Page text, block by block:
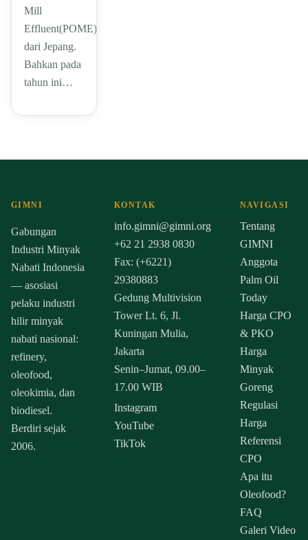
Mill
Effluent(POME)
dari Jepang.
Bahkan pada
tahun ini…
GIMNI
Gabungan
Industri Minyak
Nabati Indonesia
— asosiasi
pelaku industri
hilir minyak
nabati nasional:
refinery,
oleofood,
oleokimia, dan
biodiesel.
Berdiri sejak
2006.
KONTAK
info.gimni@gimni.org
+62 21 2938 0830
Fax: (+6221)
29380883
Gedung Multivision
Tower Lt. 6, Jl.
Kuningan Mulia,
Jakarta
Senin–Jumat, 09.00–
17.00 WIB
Instagram
YouTube
TikTok
NAVIGASI
Tentang
GIMNI
Anggota
Palm Oil
Today
Harga CPO
& PKO
Harga
Minyak
Goreng
Regulasi
Harga
Referensi
CPO
Apa itu
Oleofood?
FAQ
Galeri Video